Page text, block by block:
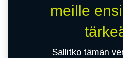
meille
Sallitko tämän